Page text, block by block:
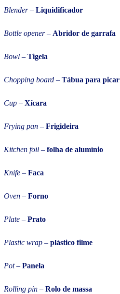
Blender– Liquidificador
Bottle opener– Abridor de garrafa
Bowl – Tigela
Chopping board – Tábua para picar
Cup – Xícara
Frying pan – Frigideira
Kitchen foil – folha de alumínio
Knife – Faca
Oven – Forno
Plate – Prato
Plastic wrap – plástico filme
Pot– Panela
Rolling pin – Rolo de massa